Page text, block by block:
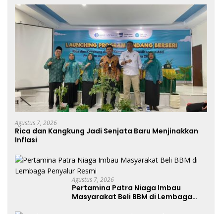
Agustus 7, 2026
Rica dan Kangkung Jadi Senjata Baru Menjinakkan
Inflasi
Agustus 7, 2026
Pertamina Patra Niaga Imbau
Masyarakat Beli BBM di Lembaga